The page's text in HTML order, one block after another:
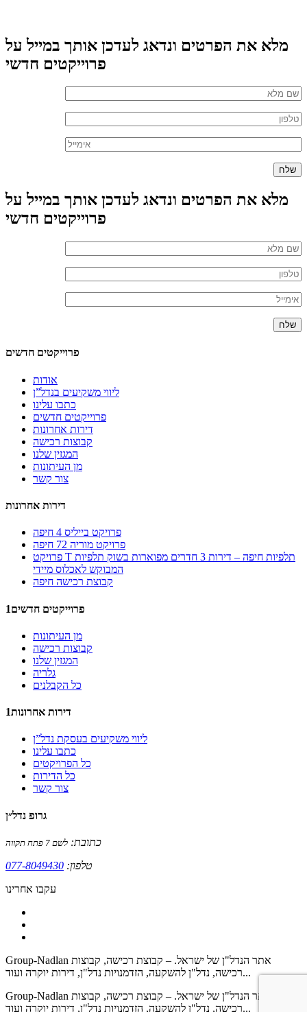
מלא את הפרטים ונדאג לעדכן אותך במייל על
פרוייקטים חדשי
מלא את הפרטים ונדאג לעדכן אותך במייל על
פרוייקטים חדשי
פרוייקטים חדשים
אודות
ליווי משקיעים בנדל”ן
כתבו עלינו
פרוייקטים חדשים
דירות אחרונות
קבוצות רכישה
המגזין שלנו
מן העיתונות
צור קשר
דירות אחרונות
פרויקט בייליס 4 חיפה
פרויקט מוריה 72 חיפה
פרויקט T תלפיות חיפה – דירות 3 חדרים מפוארות בשוק תלפיות
המבוקש לאכלוס מיידי
קבוצת רכישה חיפה
1פרוייקטים חדשים
מן העיתונות
קבוצות רכישה
המגזין שלנו
גלריה
כל הקבלנים
דירות אחרונות1
ליווי משקיעים בעסקת נדל”ן
כתבו עלינו
כל הפרויקטים
כל הדירות
צור קשר
גרופ נדל״ן
כתובת: לשם 7 פתח תקווה
טלפון: 077-8049430
עקבו אחרינו
Group-Nadlan אתר הנדל"ן של ישראל. – קבוצת רכישה, קבוצות
רכישה, נדל"ן להשקעה, הזדמנויות נדל"ן, דירות יוקרה ועוד...
Group-Nadlan אתר הנדל"ן של ישראל. – קבוצת רכישה, קבוצות
רכישה, נדל"ן להשקעה, הזדמנויות נדל"ן, דירות יוקרה ועוד...